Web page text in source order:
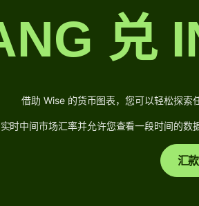
兑
借助 Wise 的货币图表，您可以轻松探索
时中间市场汇率并允许您查看一段时间的
汇款